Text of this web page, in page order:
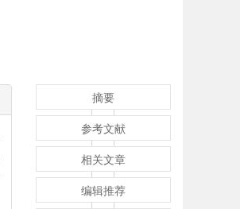
摘要
参考文献
相关文章
编辑推荐